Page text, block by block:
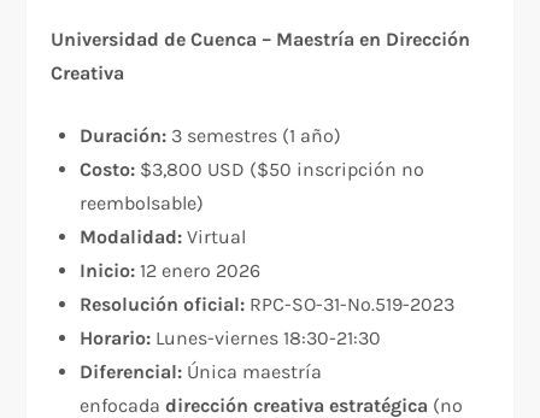
Universidad de Cuenca – Maestría en Dirección
Creativa
Duración: 3 semestres (1 año)
Costo: $3,800 USD ($50 inscripción no
reembolsable)
Modalidad: Virtual
Inicio: 12 enero 2026
Resolución oficial: RPC-SO-31-No.519-2023
Horario: Lunes-viernes 18:30-21:30
Diferencial: Única maestría
enfocadadirección creativa estratégica (no